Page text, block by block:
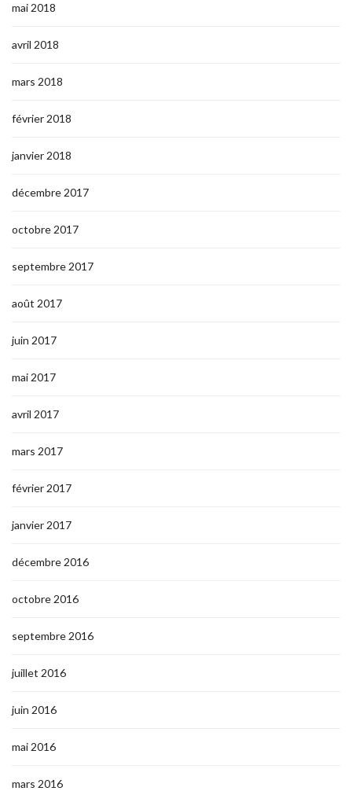
mai 2018
avril 2018
mars 2018
février 2018
janvier 2018
décembre 2017
octobre 2017
septembre 2017
août 2017
juin 2017
mai 2017
avril 2017
mars 2017
février 2017
janvier 2017
décembre 2016
octobre 2016
septembre 2016
juillet 2016
juin 2016
mai 2016
mars 2016